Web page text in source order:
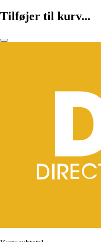
Tilføjer til kurv...